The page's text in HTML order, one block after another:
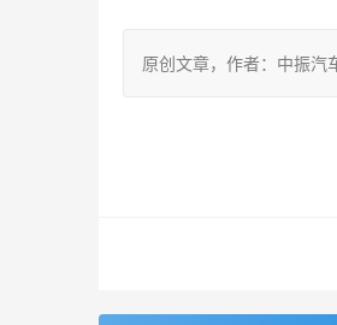
原创文章，作者：中振